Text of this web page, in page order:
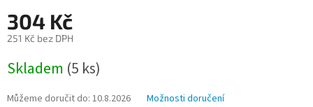
304 Kč
251 Kč bez DPH
cena:
Skladem (5 ks)
Můžeme doručit do: 10.8.2026 Možnosti doručení